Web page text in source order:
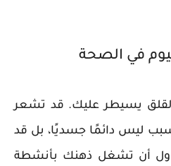
في الصحة
القلق يسيطر عليك. قد تشعر
ليس دائمًا جسديًا، بل قد
أن تشغل ذهنك بأنشطة